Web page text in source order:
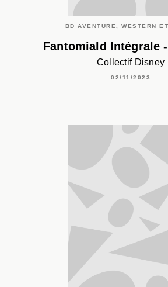
BD AVENTURE, WESTERN
Fantomiald Intégrale
Collectif Disney
02/11/2023